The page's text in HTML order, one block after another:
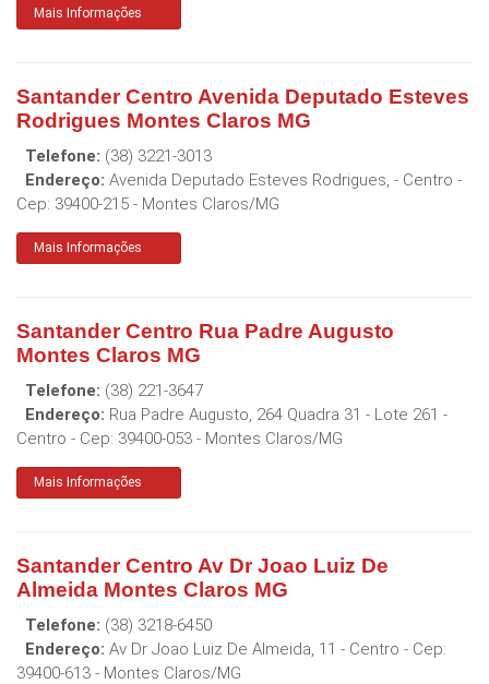
Mais Informações
Santander Centro Avenida Deputado Esteves
Rodrigues Montes Claros MG
Telefone: (38) 3221-3013
Endereço: Avenida Deputado Esteves Rodrigues, - Centro -
Cep: 39400-215 - Montes Claros/MG
Mais Informações
Santander Centro Rua Padre Augusto
Montes Claros MG
Telefone: (38) 221-3647
Endereço: Rua Padre Augusto, 264 Quadra 31 - Lote 261 -
Centro - Cep: 39400-053 - Montes Claros/MG
Mais Informações
Santander Centro Av Dr Joao Luiz De
Almeida Montes Claros MG
Telefone: (38) 3218-6450
Endereço: Av Dr Joao Luiz De Almeida, 11 - Centro - Cep:
39400-613 - Montes Claros/MG